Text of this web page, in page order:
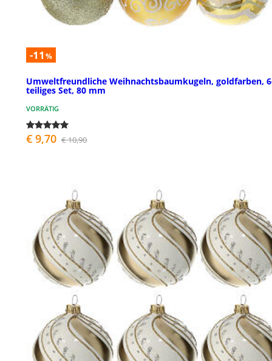
-11 %
Umweltfreundliche Weihnachtsbaumkugeln, goldfarben,
teiliges Set, 80 mm
VORRÄTIG
€ 9,70 € 10,90